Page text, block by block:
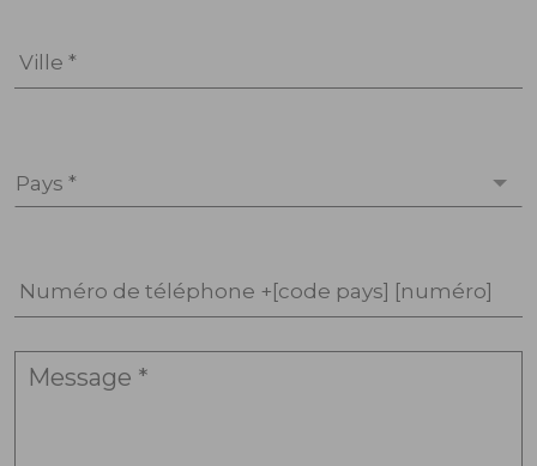
Ville *
Pays *
Numéro de téléphone +[code pays] [numéro]